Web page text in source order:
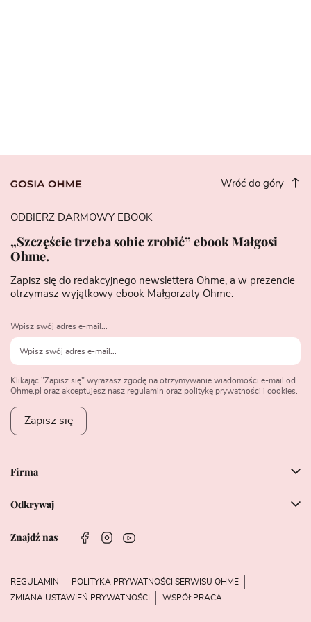
Wróć do góry
Firma
Odkrywaj
Znajdź nas
ODBIERZ DARMOWY EBOOK
„Szczęście trzeba sobie zrobić” ebook Małgosi
Ohme.
Zapisz się do redakcyjnego newslettera Ohme, a w prezencie
otrzymasz wyjątkowy ebook Małgorzaty Ohme.
Wpisz swój adres e-mail...
Klikając "Zapisz się" wyrażasz zgodę na otrzymywanie wiadomości e-mail od
Ohme.pl oraz akceptujesz nasz regulamin oraz politykę prywatności i cookies.
Zapisz się
REGULAMIN
POLITYKA PRYWATNOŚCI SERWISU OHME
ZMIANA USTAWIEŃ PRYWATNOŚCI
WSPÓŁPRACA